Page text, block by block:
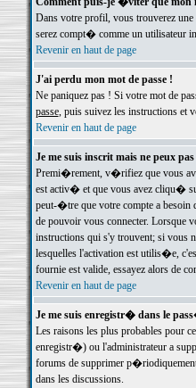
Dans votre profil, vous trouverez
serez compt� comme un utilisateur
Revenir en haut de page
J'ai perdu mon mot de passe !
Ne paniquez pas ! Si votre mot de
passe, puis suivez les instructions et
Revenir en haut de page
Je me suis inscrit mais ne peux
Premi�rement, v�rifiez que vous
est activ� et que vous avez cliqu�
peut-�tre que votre compte a
de pouvoir vous connecter. Lorsque
instructions qui s'y trouvent; si vous
lesquelles l'activation est utilis�e,
fournie est valide, essayez alors de
Revenir en haut de page
Je me suis enregistr� dans le
Les raisons les plus probables
enregistr�) ou l'administrateur a
forums de supprimer
dans les discussions.